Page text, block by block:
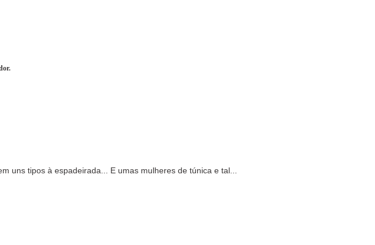
uns tipos à espadeirada... E umas mulheres de túnica e tal...